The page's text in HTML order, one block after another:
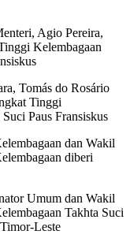
Agio Pereira,
Kelembagaan
Tomás do Rosário
Tinggi
Paus Fransiskus
dan Wakil
diberi
Umum dan Wakil
Takhta Suci
Leste